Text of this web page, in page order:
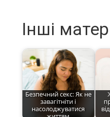
Інші
Безпечний секс: Як не
завагітніти і
насолоджуватися